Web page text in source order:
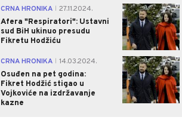
CRNA HRONIKA
27.11.2024.
Afera "Respiratori": Ustavni
sud BiH ukinuo presudu
Fikretu Hodžiću
0
CRNA HRONIKA
14.03.2024.
Osuđen na pet godina:
Fikret Hodžić stigao u
Vojkoviće na izdržavanje
kazne
0